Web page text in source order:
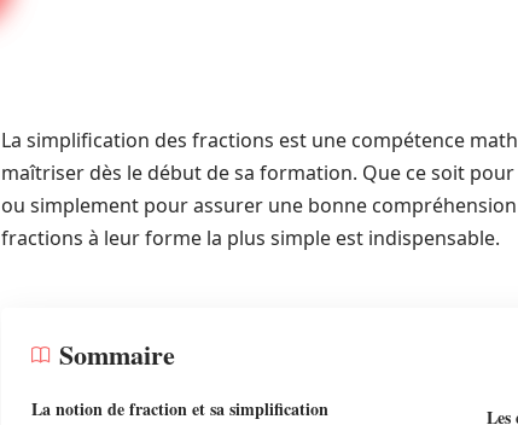
La simplification des fractions est une compétence
maîtriser dès le début de sa formation. Que ce soit
ou simplement pour assurer une bonne
fractions à leur forme la plus simple est indispensable.
Sommaire
La notion de fraction et sa simplification
Les